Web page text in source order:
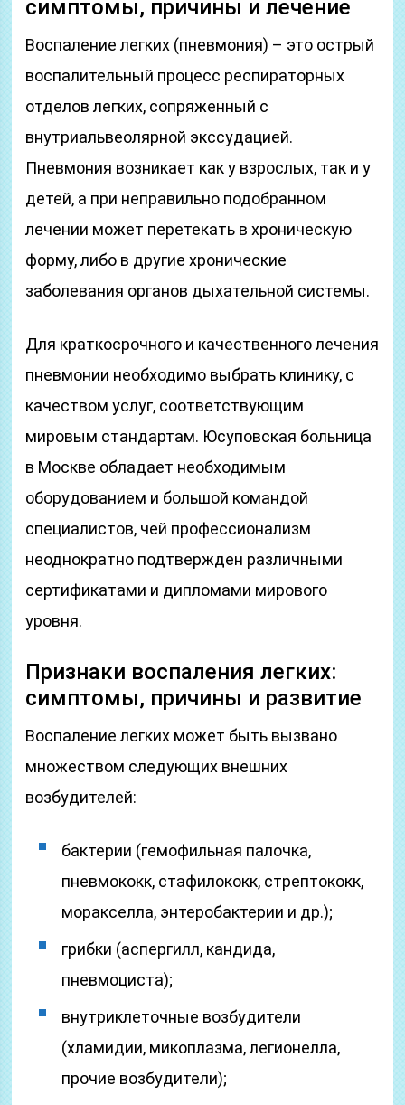
симптомы, причины и лечение
Воспаление легких (пневмония) – это острый
воспалительный процесс респираторных
отделов легких, сопряженный с
внутриальвеолярной экссудацией.
Пневмония возникает как у взрослых, так и у
детей, а при неправильно подобранном
лечении может перетекать в хроническую
форму, либо в другие хронические
заболевания органов дыхательной системы.
Для краткосрочного и качественного лечения
пневмонии необходимо выбрать клинику, с
качеством услуг, соответствующим
мировым стандартам. Юсуповская больница
в Москве обладает необходимым
оборудованием и большой командой
специалистов, чей профессионализм
неоднократно подтвержден различными
сертификатами и дипломами мирового
уровня.
Признаки воспаления легких:
симптомы, причины и развитие
Воспаление легких может быть вызвано
множеством следующих внешних
возбудителей:
бактерии (гемофильная палочка,
пневмококк, стафилококк, стрептококк,
моракселла, энтеробактерии и др.);
грибки (аспергилл, кандида,
пневмоциста);
внутриклеточные возбудители
(хламидии, микоплазма, легионелла,
прочие возбудители);